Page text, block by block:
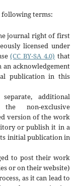
terms:
journal right of first
licensed under
(CC BY-SA 4.0) that
acknowledgement
publication in this
additional
non-exclusive
version of the work
or publish it in a
initial publication in
to post their work
or on their website)
as it can lead to